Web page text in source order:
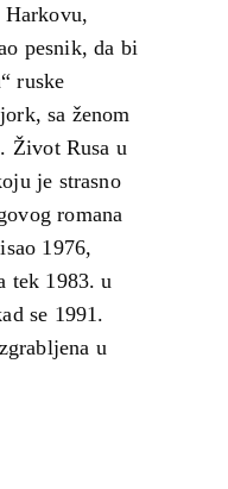
pesnik, da bi
ruske
sa ženom
Život Rusa u
je strasno
romana
1976,
tek 1983. u
se 1991.
u